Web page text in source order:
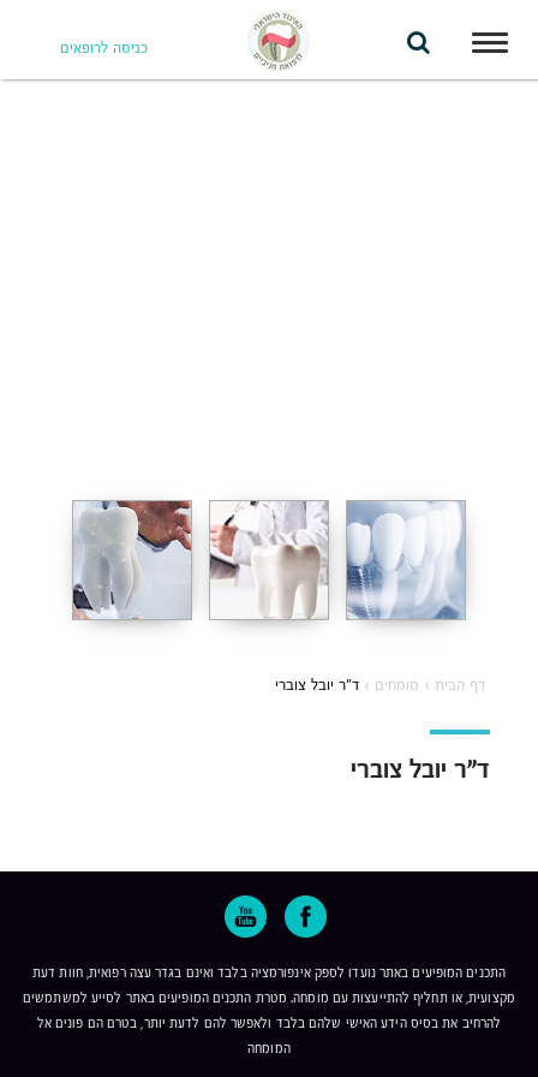
Toggle
navigation
כניסה לרופאים
דף הבית › מומחים › ד”ר יובל צוברי
ד”ר יובל צוברי
התכנים המופיעים באתר נועדו לספק אינפורמציה בלבד ואינם בגדר עצה רפואית, חוות דעת
מקצועית, או תחליף להתייעצות עם מומחה. מטרת התכנים המופיעים באתר לסייע למשתמשים
להרחיב את בסיס הידע האישי שלהם בלבד ולאפשר להם לדעת יותר, בטרם הם פונים אל
המומחה